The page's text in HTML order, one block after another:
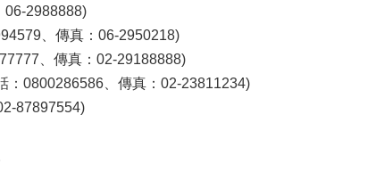
06-2988888)
、傳真：06-2950218)
、傳真：02-29188888)
：0800286586、傳真：02-23811234)
87897554)